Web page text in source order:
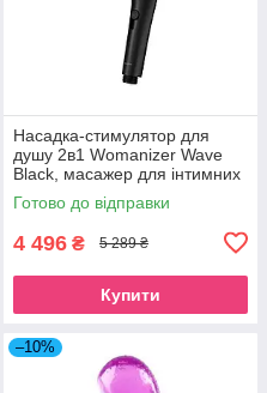
Насадка-стимулятор для
душу 2в1 Womanizer Wave
Black, масажер для інтимних
зон
Готово до відправки
4 496 ₴ 5 289 ₴
Купити
–10%